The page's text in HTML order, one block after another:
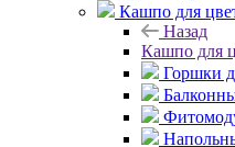
Кашпо для
Назад
Кашпо для
Горшки